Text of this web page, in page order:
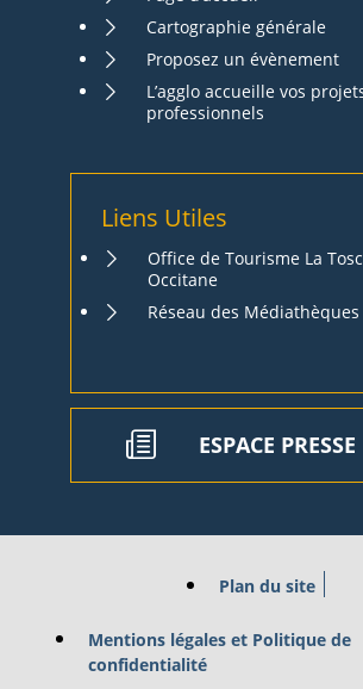
Cartographie générale
Proposez un évènement
L’agglo accueille vos
professionnels
Liens Utiles
Office de Tourisme La
Occitane
Réseau des Médiathèques
ESPACE PRESSE
Plan du site
Mentions légales et Politique de
confidentialité